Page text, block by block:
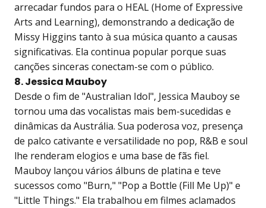
arrecadar fundos para o HEAL (Home of Expressive
Arts and Learning), demonstrando a dedicação de
Missy Higgins tanto à sua música quanto a causas
significativas. Ela continua popular porque suas
canções sinceras conectam-se com o público.
8. Jessica Mauboy
Desde o fim de "Australian Idol", Jessica Mauboy se
tornou uma das vocalistas mais bem-sucedidas e
dinâmicas da Austrália. Sua poderosa voz, presença
de palco cativante e versatilidade no pop, R&B e soul
lhe renderam elogios e uma base de fãs fiel.
Mauboy lançou vários álbuns de platina e teve
sucessos como "Burn," "Pop a Bottle (Fill Me Up)" e
"Little Things." Ela trabalhou em filmes aclamados